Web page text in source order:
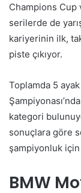
Champions Cup
serilerde de
kariyerinin ilk,
piste çıkıyor.
Toplamda 5
kategori
sonuçlara göre
şampiyonluk
BMW